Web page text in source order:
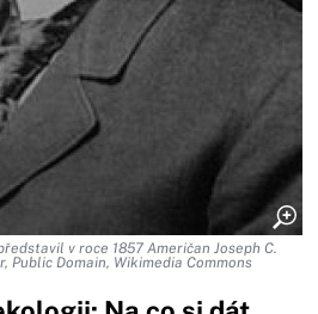
v roce 1857 Američan Joseph C.
Public Domain, Wikimedia Commons